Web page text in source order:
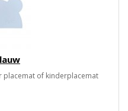
placemat of kinderplacemat